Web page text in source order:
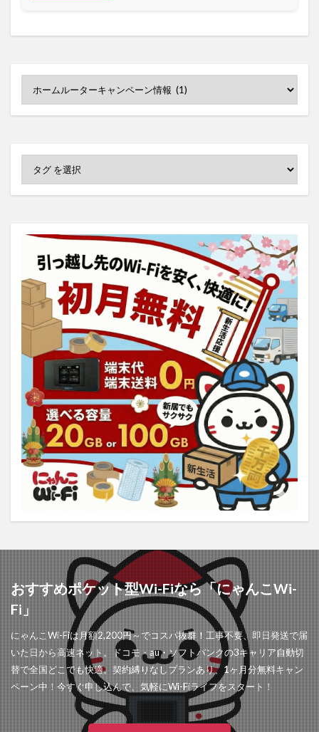
おすすめポケット型Wi-Fiなら「にゃんこWi-
Fi」
にゃんこWi-Fiは月額2,200円～でコスパ抜群！工事不要、即日発送で届
いた日から高速ネット。ドコモ・au・ソフトバンクの3キャリア自動切
替で全国どこでも快適。契約縛りなしプランあり、1ヶ月分無料キャン
ペーン中！今すぐ申し込んで、気軽にWi-Fiライフをスタート！